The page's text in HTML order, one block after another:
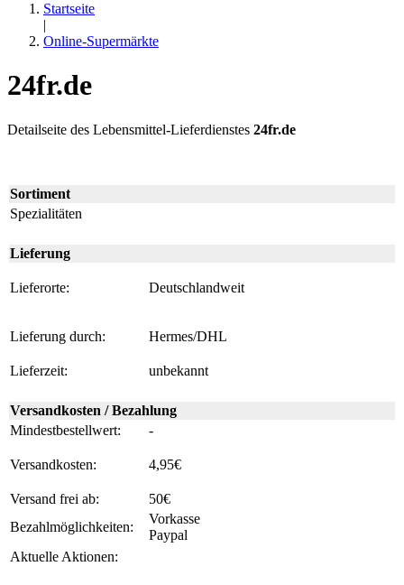
Startseite
|
Online-Supermärkte
24fr.de
Detailseite des Lebensmittel-Lieferdienstes 24fr.de
Sortiment
Spezialitäten
Lieferung
Lieferorte: Deutschlandweit
Lieferung durch: Hermes/DHL
Lieferzeit: unbekannt
Versandkosten / Bezahlung
Mindestbestellwert:
-
Versandkosten: 4,95€
Versand frei ab:
50€
Bezahlmöglichkeiten:
Vorkasse
Paypal
Aktuelle Aktionen: